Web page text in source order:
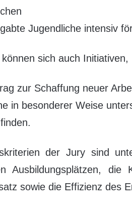
Jugendliche intensiv
sich auch
zur Schaffung neuer
in besonderer Weise
der Jury sind
Ausbildungsplätzen,
sowie die Effizienz des